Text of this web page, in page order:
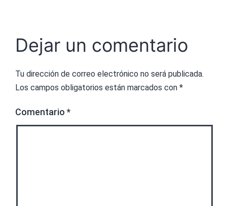
Dejar un comentario
Tu dirección de correo electrónico no será publicada.
Los campos obligatorios están marcados con *
Comentario *